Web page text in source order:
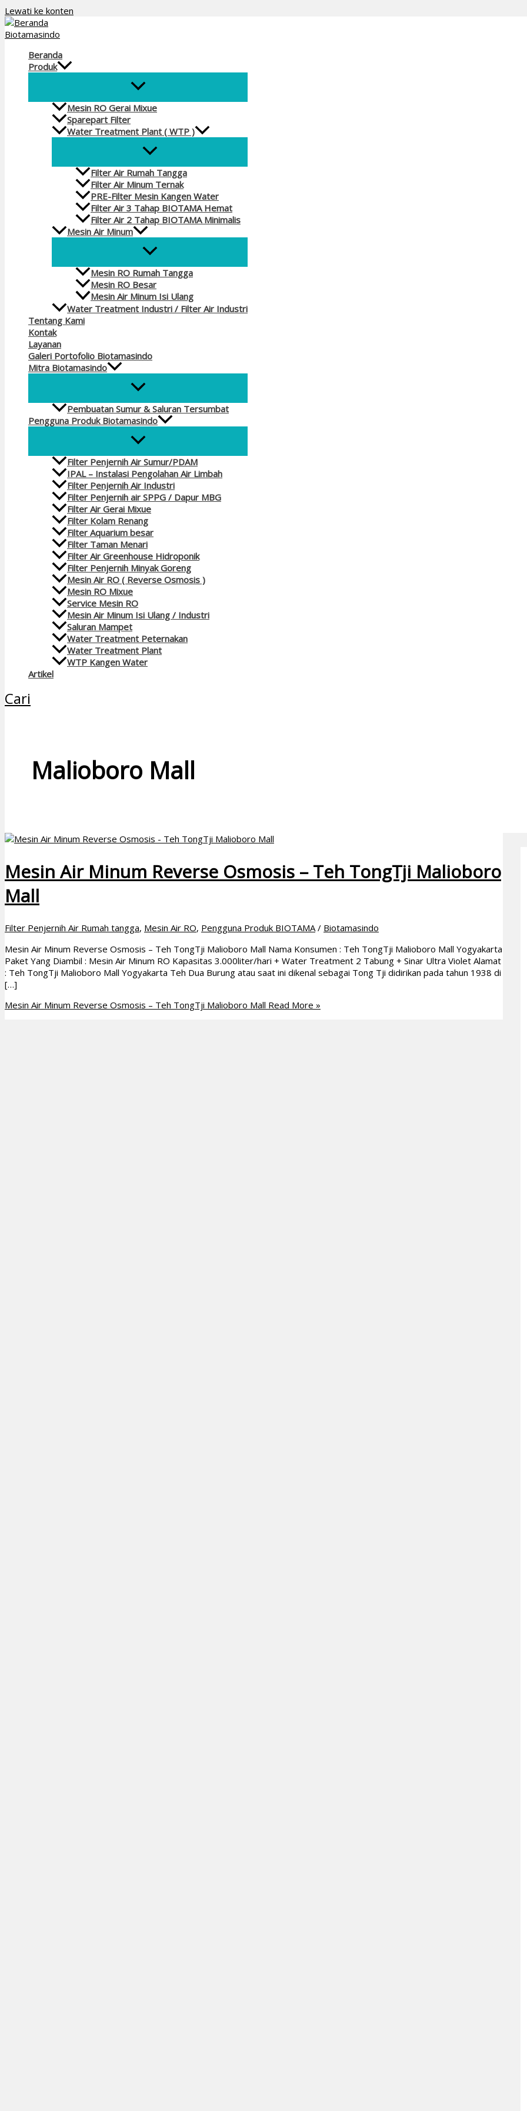
Lewati ke konten
Beranda
Produk
Mesin RO Gerai Mixue
Sparepart Filter
Water Treatment Plant ( WTP )
Filter Air Rumah Tangga
Filter Air Minum Ternak
PRE-Filter Mesin Kangen Water
Filter Air 3 Tahap BIOTAMA Hemat
Filter Air 2 Tahap BIOTAMA Minimalis
Mesin Air Minum
Mesin RO Rumah Tangga
Mesin RO Besar
Mesin Air Minum Isi Ulang
Water Treatment Industri / Filter Air Industri
Tentang Kami
Kontak
Layanan
Galeri Portofolio Biotamasindo
Mitra Biotamasindo
Pembuatan Sumur & Saluran Tersumbat
Pengguna Produk Biotamasindo
Filter Penjernih Air Sumur/PDAM
IPAL – Instalasi Pengolahan Air Limbah
Filter Penjernih Air Industri
Filter Penjernih air SPPG / Dapur MBG
Filter Air Gerai Mixue
Filter Kolam Renang
Filter Aquarium besar
Filter Taman Menari
Filter Air Greenhouse Hidroponik
Filter Penjernih Minyak Goreng
Mesin Air RO ( Reverse Osmosis )
Mesin RO Mixue
Service Mesin RO
Mesin Air Minum Isi Ulang / Industri
Saluran Mampet
Water Treatment Peternakan
Water Treatment Plant
WTP Kangen Water
Artikel
Cari
Malioboro Mall
Mesin Air Minum Reverse Osmosis – Teh TongTji Malioboro
Mall
Filter Penjernih Air Rumah tangga, Mesin Air RO, Pengguna Produk BIOTAMA/ Biotamasindo
Mesin Air Minum Reverse Osmosis – Teh TongTji Malioboro Mall Nama Konsumen : Teh TongTji Malioboro Mall Yogyakarta
Paket Yang Diambil : Mesin Air Minum RO Kapasitas 3.000liter/hari + Water Treatment 2 Tabung + Sinar Ultra Violet Alamat
: Teh TongTji Malioboro Mall Yogyakarta Teh Dua Burung atau saat ini dikenal sebagai Tong Tji didirikan pada tahun 1938 di
[…]
Mesin Air Minum Reverse Osmosis – Teh TongTji Malioboro Mall Read More »